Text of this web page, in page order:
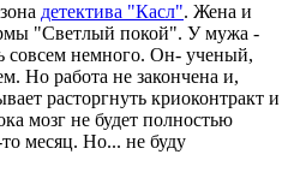
детектива "Касл". Жена и
"Светлый покой". У мужа -
совсем немного. Он- ученый,
Но работа не закончена и,
расторгнуть криоконтракт и
мозг не будет полностью
месяц. Но... не буду